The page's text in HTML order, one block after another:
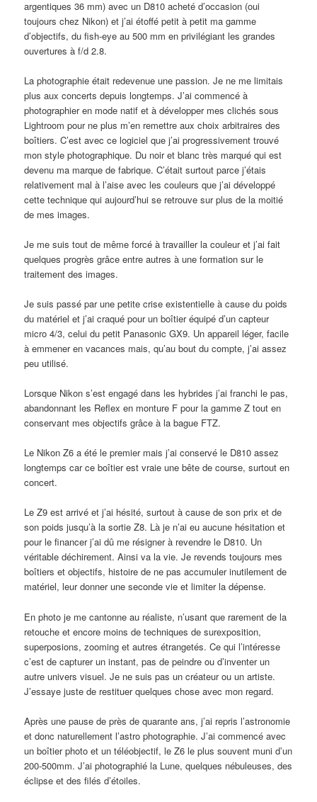
argentiques 36 mm) avec un D810 acheté d’occasion (oui
toujours chez Nikon) et j’ai étoffé petit à petit ma gamme
d’objectifs, du fish-eye au 500 mm en privilégiant les grandes
ouvertures à f/d 2.8.
La photographie était redevenue une passion. Je ne me limitais
plus aux concerts depuis longtemps. J’ai commencé à
photographier en mode natif et à développer mes clichés sous
Lightroom pour ne plus m’en remettre aux choix arbitraires des
boîtiers. C’est avec ce logiciel que j’ai progressivement trouvé
mon style photographique. Du noir et blanc très marqué qui est
devenu ma marque de fabrique. C’était surtout parce j’étais
relativement mal à l’aise avec les couleurs que j’ai développé
cette technique qui aujourd’hui se retrouve sur plus de la moitié
de mes images.
Je me suis tout de même forcé à travailler la couleur et j’ai fait
quelques progrès grâce entre autres à une formation sur le
traitement des images.
Je suis passé par une petite crise existentielle à cause du poids
du matériel et j’ai craqué pour un boîtier équipé d’un capteur
micro 4/3, celui du petit Panasonic GX9. Un appareil léger, facile
à emmener en vacances mais, qu’au bout du compte, j’ai assez
peu utilisé.
Lorsque Nikon s’est engagé dans les hybrides j’ai franchi le pas,
abandonnant les Reflex en monture F pour la gamme Z tout en
conservant mes objectifs grâce à la bague FTZ.
Le Nikon Z6 a été le premier mais j’ai conservé le D810 assez
longtemps car ce boîtier est vraie une bête de course, surtout en
concert.
Le Z9 est arrivé et j’ai hésité, surtout à cause de son prix et de
son poids jusqu’à la sortie Z8. Là je n’ai eu aucune hésitation et
pour le financer j’ai dû me résigner à revendre le D810. Un
véritable déchirement. Ainsi va la vie. Je revends toujours mes
boîtiers et objectifs, histoire de ne pas accumuler inutilement de
matériel, leur donner une seconde vie et limiter la dépense.
En photo je me cantonne au réaliste, n’usant que rarement de la
retouche et encore moins de techniques de surexposition,
superposions, zooming et autres étrangetés. Ce qui l’intéresse
c’est de capturer un instant, pas de peindre ou d’inventer un
autre univers visuel. Je ne suis pas un créateur ou un artiste.
J’essaye juste de restituer quelques chose avec mon regard.
Après une pause de près de quarante ans, j’ai repris l’astronomie
et donc naturellement l’astro photographie. J’ai commencé avec
un boîtier photo et un téléobjectif, le Z6 le plus souvent muni d’un
200-500mm. J’ai photographié la Lune, quelques nébuleuses, des
éclipse et des filés d’étoiles.